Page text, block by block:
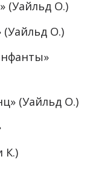
(Уайльд О.)
(Уайльд О.)
(Уайльд О.)
К.)